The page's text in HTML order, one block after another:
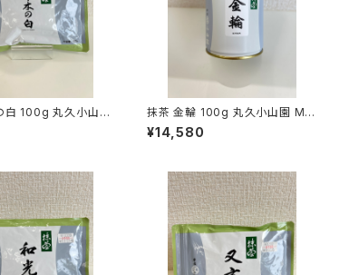
白 100g 丸久小山園
NO SHIRO
抹茶 金輪 100g 丸久小山園 MA
TCHA KINRIN
¥14,580